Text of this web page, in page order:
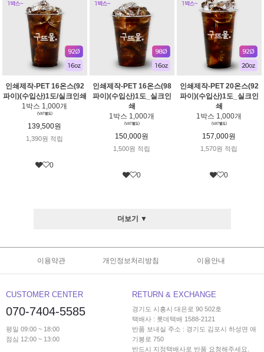
인쇄제작-PET 16온스(92
파이)(수입산)1도/실크인쇄
1박스 1,000개
139,500원
1,390원 적립
0
인쇄제작-PET 16온스(98
파이)(수입산)1도_실크인
쇄
1박스 1,000개
150,000원
1,500원 적립
0
인쇄제작-PET 20온스(92
파이)(수입산)1도_실크인
쇄
1박스 1,000개
157,000원
1,570원 적립
0
더보기 ▼
이용약관 개인정보처리방침 이용안내
CUSTOMER CENTER
070-7404-5585
평일 09:00 ~ 18:00
점심 12:00 ~ 13:00
RETURN & EXCHANGE
경기도 시흥시 대은로 90 502호
택배사 : 롯데택배 1588-2121
반품 보내실 주소 : 경기도 김포시 하성면 애
기봉로 750
반드시 지정택배사로 반품 요청해주세요.